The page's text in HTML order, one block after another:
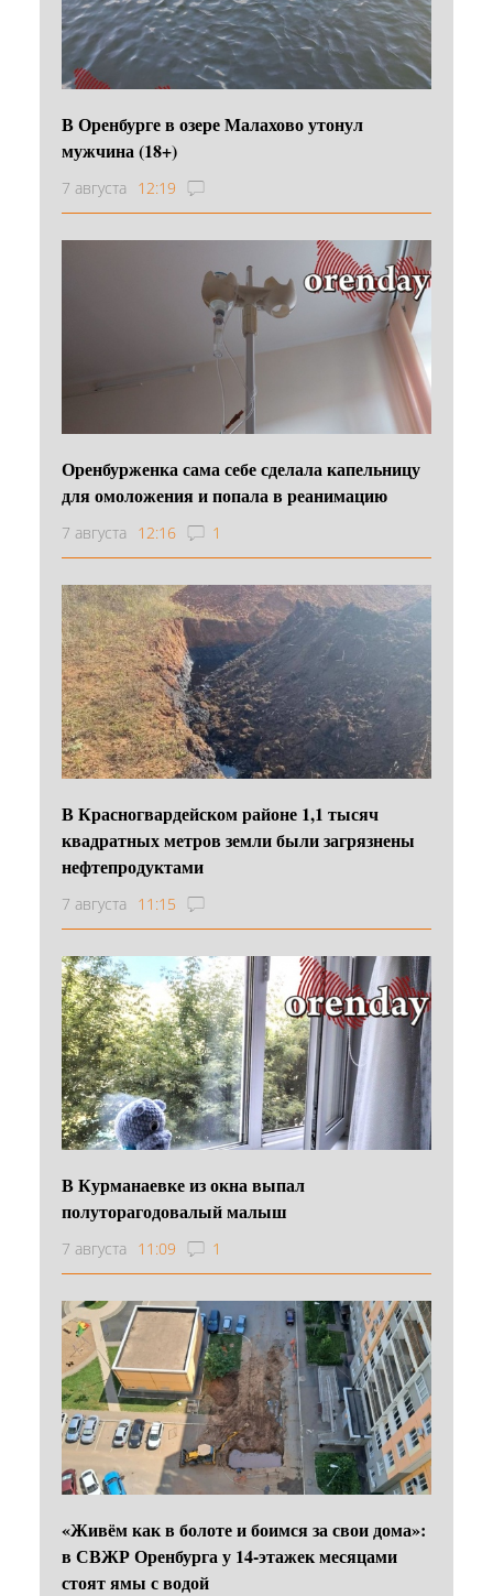
В Оренбурге в озере Малахово утонул
мужчина (18+)
7 августа 12:19
Оренбурженка сама себе сделала капельницу
для омоложения и попала в реанимацию
7 августа 12:16 1
В Красногвардейском районе 1,1 тысяч
квадратных метров земли были загрязнены
нефтепродуктами
7 августа 11:15
В Курманаевке из окна выпал
полуторагодовалый малыш
7 августа 11:09 1
«Живём как в болоте и боимся за свои дома»:
в СВЖР Оренбурга у 14-этажек месяцами
стоят ямы с водой